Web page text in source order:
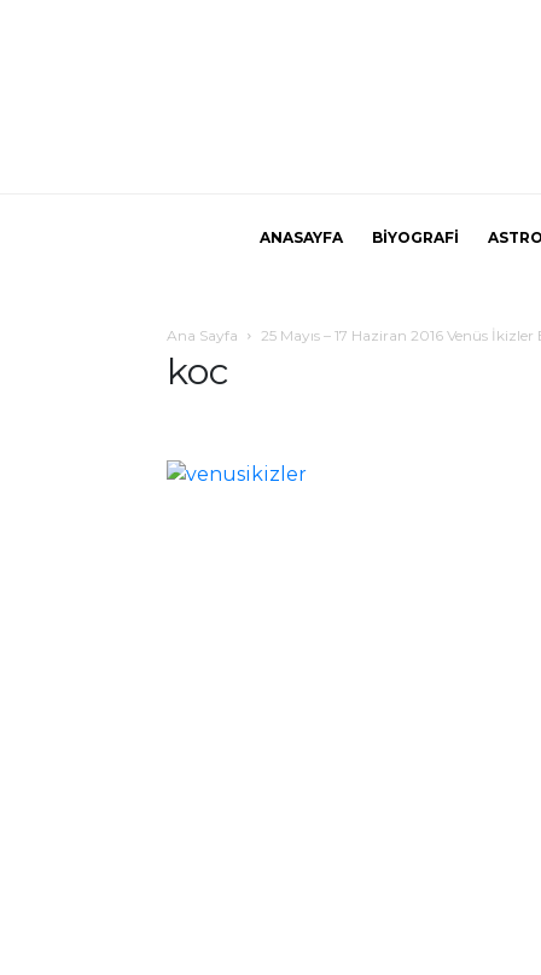
ANASAYFA BİYOGRAFİ
Ana Sayfa 25 Mayıs – 17 Haziran 2016 Venüs
koc